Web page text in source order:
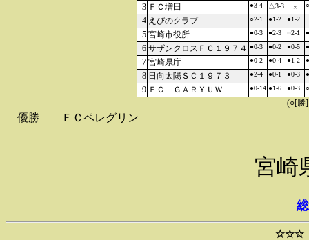
3 ＦＣ増田 ●3-4 △3-3 ×
4 えびのクラブ ○2-1 ●1-2 ●1-2
5 宮崎市役所 ●0-3 ●2-3 ○2-1
6 サザンクロスＦＣ１９７４ ●0-3 ●0-2 ●0-5
7 宮崎県庁 ●0-2 ●0-4 ●1-2
8 日向太陽ＳＣ１９７３ ●2-4 ●0-1 ●0-3
9 ＦＣ ＧＡＲＹＵＷ ●0-14 ●1-6 ●0-3
(○[勝
優勝 ＦＣペレグリン
宮崎
☆☆☆